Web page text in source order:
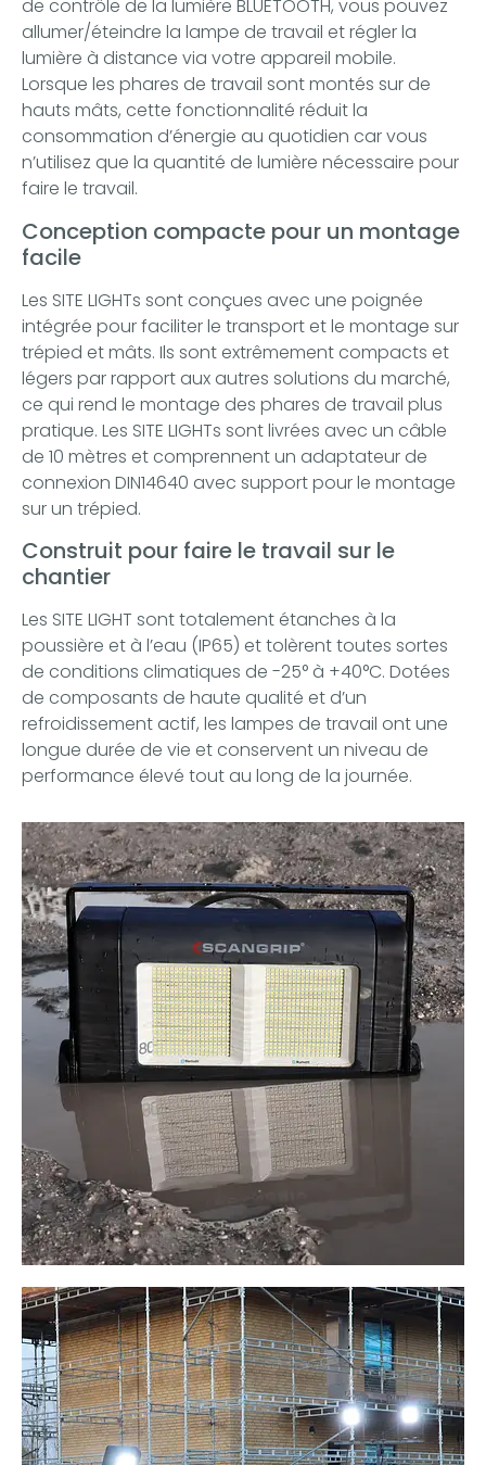
de contrôle de la lumière BLUETOOTH, vous pouvez
allumer/éteindre la lampe de travail et régler la
lumière à distance via votre appareil mobile.
Lorsque les phares de travail sont montés sur de
hauts mâts, cette fonctionnalité réduit la
consommation d’énergie au quotidien car vous
n’utilisez que la quantité de lumière nécessaire pour
faire le travail.
Conception compacte pour un montage
facile
Les SITE LIGHTs sont conçues avec une poignée
intégrée pour faciliter le transport et le montage sur
trépied et mâts. Ils sont extrêmement compacts et
légers par rapport aux autres solutions du marché,
ce qui rend le montage des phares de travail plus
pratique. Les SITE LIGHTs sont livrées avec un câble
de 10 mètres et comprennent un adaptateur de
connexion DIN14640 avec support pour le montage
sur un trépied.
Construit pour faire le travail sur le
chantier
Les SITE LIGHT sont totalement étanches à la
poussière et à l’eau (IP65) et tolèrent toutes sortes
de conditions climatiques de -25° à +40°C. Dotées
de composants de haute qualité et d’un
refroidissement actif, les lampes de travail ont une
longue durée de vie et conservent un niveau de
performance élevé tout au long de la journée.